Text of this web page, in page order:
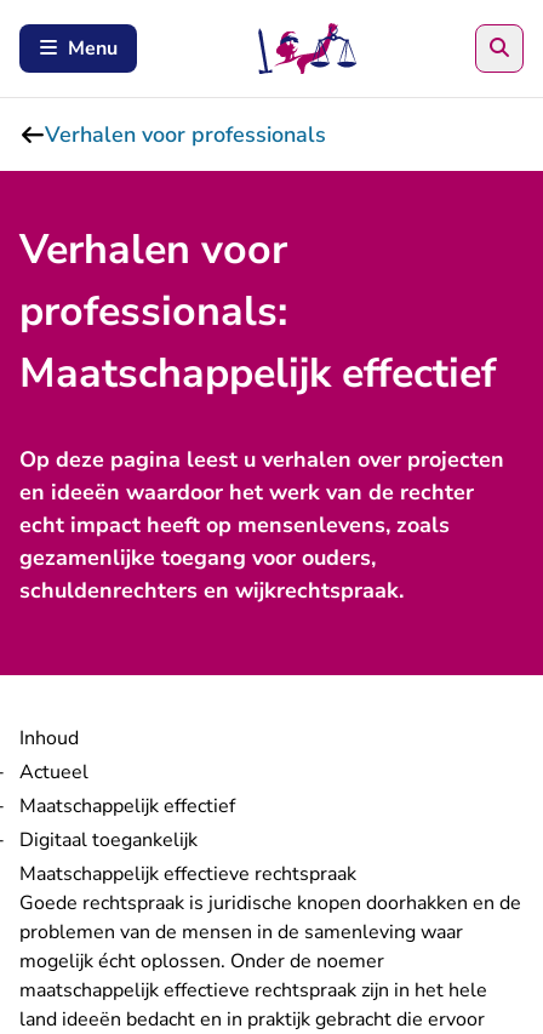
Menu
Verhalen voor professionals
Verhalen voor
professionals:
Maatschappelijk effectief
Op deze pagina leest u verhalen over projecten
en ideeën waardoor het werk van de rechter
echt impact heeft op mensenlevens, zoals
gezamenlijke toegang voor ouders,
schuldenrechters en wijkrechtspraak.
Inhoud
Actueel
Maatschappelijk effectief
Digitaal toegankelijk
Maatschappelijk effectieve rechtspraak
Goede rechtspraak is juridische knopen doorhakken en de
problemen van de mensen in de samenleving waar
mogelijk écht oplossen. Onder de noemer
maatschappelijk effectieve rechtspraak zijn in het hele
land ideeën bedacht en in praktijk gebracht die ervoor